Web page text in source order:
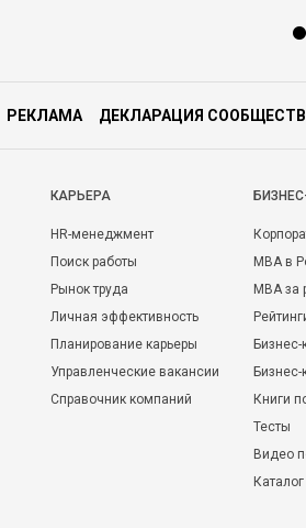
РЕКЛАМА ДЕКЛАРАЦИЯ
КАРЬЕРА
HR-менеджмент
Поиск работы
Рынок труда
Личная эффективность
Планирование карьеры
Управленческие вакансии
Справочник компаний
MBA в
MBA
Бизнес-
Книги
Тесты
Видео